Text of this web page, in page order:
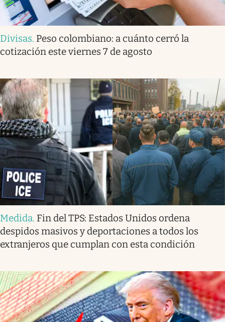
Divisas. Peso colombiano: a cuánto cerró la
cotización este viernes 7 de agosto
Medida. Fin del TPS: Estados Unidos ordena
despidos masivos y deportaciones a todos los
extranjeros que cumplan con esta condición